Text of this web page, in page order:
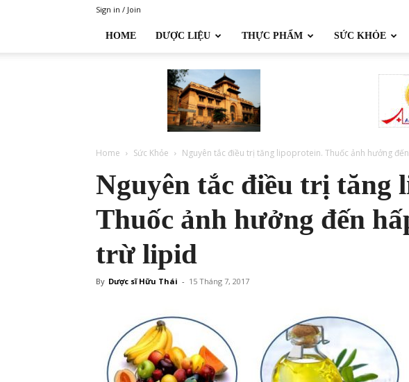
Sign in / Join
HOME DƯỢC LIỆU THỰC PHẨM SỨC KHỎE
Home Sức Khỏe Nguyên tắc điều trị tăng lipoprotein. Thuốc ảnh hưởng
Nguyên tắc điều trị tăng
Thuốc ảnh hưởng đến
trừ lipid
By Dược sĩ Hữu Thái - 15 Tháng 7, 2017